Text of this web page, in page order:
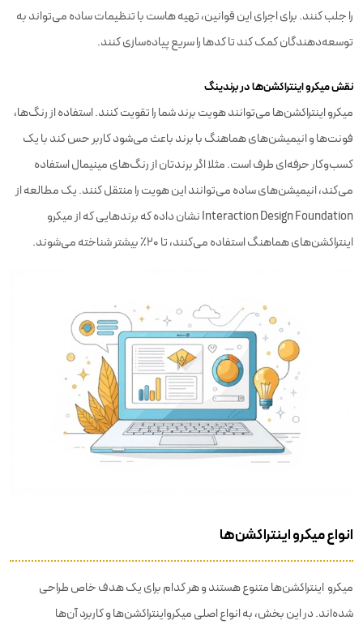
را جلب کنند. برای اجرای این قوانین، تهیه هاست با تنظیمات ساده می‌تواند به
توسعه‌دهندگان کمک کند تا کدها را سریع پیاده‌سازی کنند.
نقش میکرو اینتراکشن‌ها در برندینگ
میکرو اینتراکشن‌ها می‌توانند هویت برند شما را تقویت کنند. استفاده از رنگ‌ها،
فونت‌ها و انیمیشن‌های هماهنگ با برند باعث می‌شود کاربر حس کند با یک
کسب‌وکار حرفه‌ای طرف است. مثلا اگر برندتان از رنگ‌های مینیمال استفاده
می‌کند، انیمیشن‌های ساده می‌توانند این هویت را منتقل کنند. یک مطالعه از
Interaction Design Foundation نشان داده که برندهایی که از میکرو
اینتراکشن‌های هماهنگ استفاده می‌کنند، تا ۲۰٪ بیشتر شناخته می‌شوند.
انواع میکرو اینتراکشن‌ها
میکرو اینتراکشن‌ها متنوع هستند و هر کدام برای یک هدف خاص طراحی
شده‌اند. در این بخش، به انواع اصلی میکرواینتراکشن‌ها و کاربرد آن‌ها